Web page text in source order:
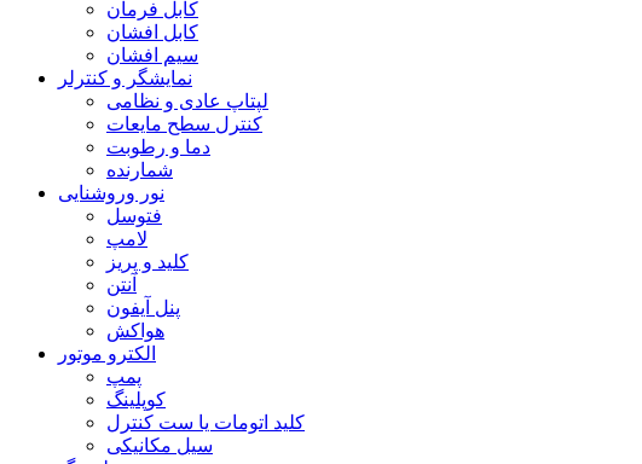
کابل فرمان
کابل افشان
سیم افشان
نمایشگر و کنترلر
لپتاپ عادی و نظامی
کنترل سطح مایعات
دما و رطوبت
شمارنده
نور وروشنایی
فتوسل
لامپ
کلید و پریز
آنتن
پنل آیفون
هواکش
الکترو موتور
پمپ
کوپلینگ
کلید اتومات یا ست کنترل
سیل مکانیکی